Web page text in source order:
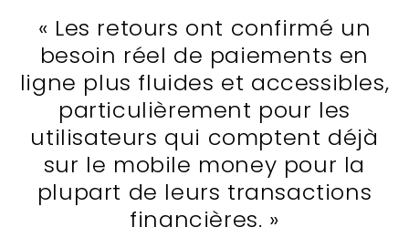
« Les retours ont confirmé un
besoin réel de paiements en
ligne plus fluides et accessibles,
particulièrement pour les
utilisateurs qui comptent déjà
sur le mobile money pour la
plupart de leurs transactions
financières. »